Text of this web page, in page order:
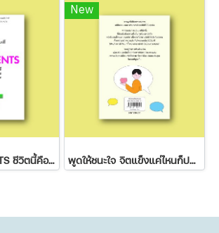
TINY EXPERIMENTS ชีวิตนี้คือเวอร์ชั่นทดลอง
New
พูดให้ชนะใจ จิตแข็งแค่ไหนก็ปฏิเสธไม่ลง